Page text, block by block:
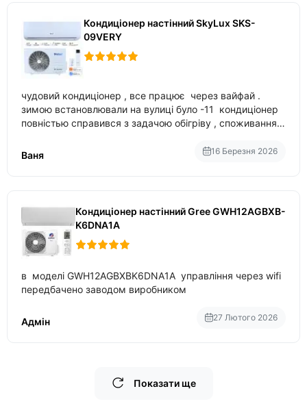
Кондиціонер настінний SkyLux SKS-
09VERY
чудовий кондиціонер , все працює через вайфай .
зимою встановлювали на вулиці було -11 кондиціонер
повністью справився з задачою обігріву , споживання
температури
Ваня 16 Березня 2026
Кондиціонер настінний Gree GWH12AGBXB-
K6DNA1A
в моделі GWH12AGBXBK6DNA1A управління через wifi
передбачено заводом виробником
Адмін 27 Лютого 2026
Показати ще